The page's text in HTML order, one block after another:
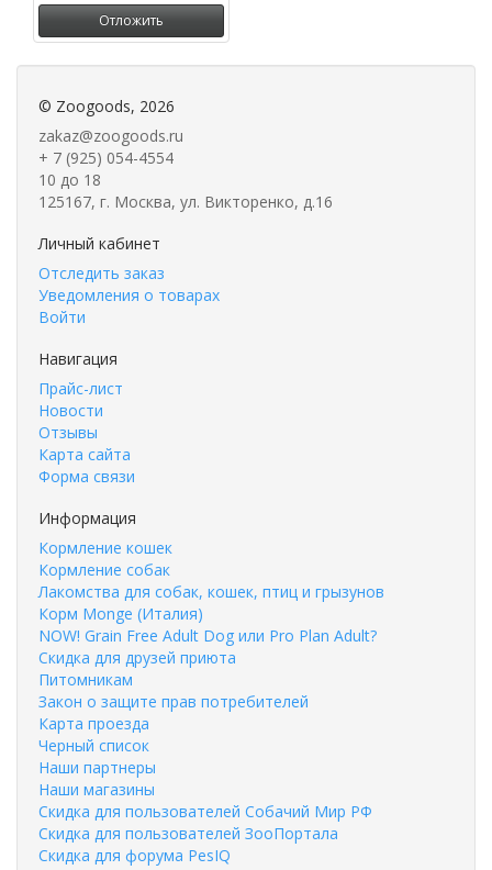
Отложить
© Zoogoods, 2026
zakaz@zoogoods.ru
+ 7 (925) 054-4554
10 до 18
125167, г. Москва, ул. Викторенко, д.16
Личный кабинет
Отследить заказ
Уведомления о товарах
Войти
Навигация
Прайс-лист
Новости
Отзывы
Карта сайта
Форма связи
Информация
Кормление кошек
Кормление собак
Лакомства для собак, кошек, птиц и грызунов
Корм Monge (Италия)
NOW! Grain Free Adult Dog или Pro Plan Adult?
Скидка для друзей приюта
Питомникам
Закон о защите прав потребителей
Карта проезда
Черный список
Наши партнеры
Наши магазины
Скидка для пользователей Собачий Мир РФ
Скидка для пользователей ЗооПортала
Скидка для форума PesIQ